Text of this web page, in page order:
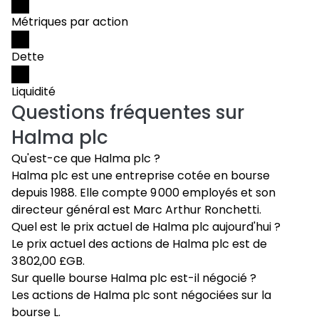
Métriques par action
Dette
Liquidité
Questions fréquentes sur
Halma plc
Qu'est-ce que Halma plc ?
Halma plc est une entreprise cotée en bourse
depuis 1988. Elle compte 9 000 employés et son
directeur général est Marc Arthur Ronchetti.
Quel est le prix actuel de Halma plc aujourd'hui ?
Le prix actuel des actions de Halma plc est de
3 802,00 £GB.
Sur quelle bourse Halma plc est-il négocié ?
Les actions de Halma plc sont négociées sur la
bourse L.